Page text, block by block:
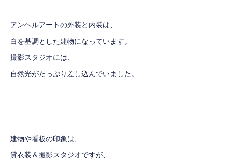
アンヘルアートの外装と内装は、
白を基調とした建物になっています。
撮影スタジオには、
自然光がたっぷり差し込んでいました。
建物や看板の印象は、
貸衣装＆撮影スタジオですが、